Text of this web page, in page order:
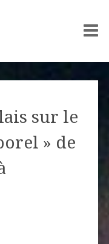
sur le
» de